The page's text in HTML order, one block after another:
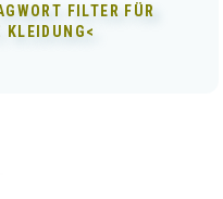
FILTER FÜR
KLEIDUNG<